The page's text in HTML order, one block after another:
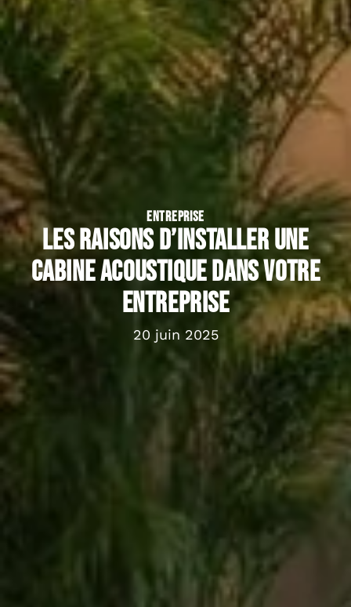
ENTREPRISE
Les raisons d’installer une
cabine acoustique dans votre
entreprise
20 juin 2025